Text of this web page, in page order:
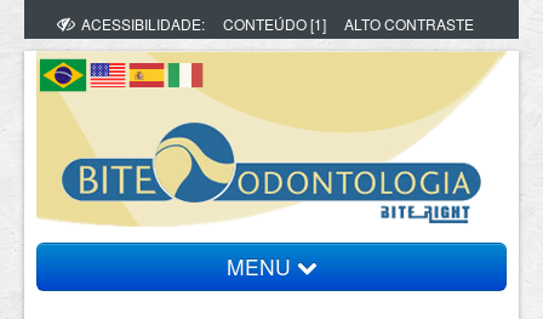
ACESSIBILIDADE: CONTEÚDO [1] ALTO CONTRASTE
MENU